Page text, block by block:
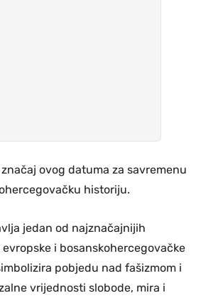
ovog datuma za savremenu
historiju.
jedan od najznačajnijih
i bosanskohercegovačke
pobjedu nad fašizmom i
vrijednosti slobode, mira i